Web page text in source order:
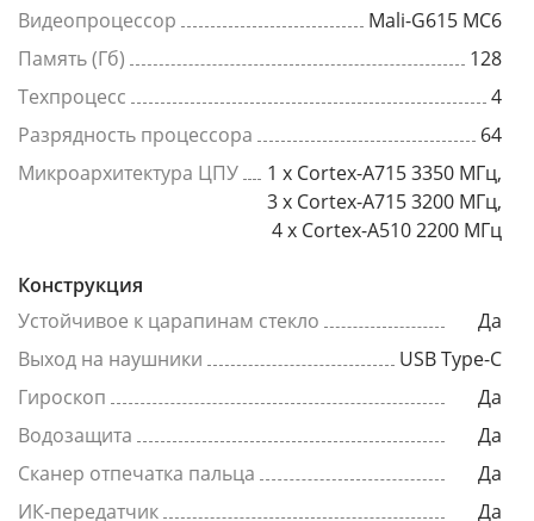
Видеопроцессор
Mali-G615 MC6
Память (Гб)
128
Техпроцесс
4
Разрядность процессора
64
Микроархитектура ЦПУ
1 x Cortex-A715 3350 МГц,
3 x Cortex-A715 3200 МГц,
4 x Cortex-A510 2200 МГц
Конструкция
Устойчивое к царапинам стекло
Да
Выход на наушники
USB Type-C
Гироскоп
Да
Водозащита
Да
Сканер отпечатка пальца
Да
ИК-передатчик
Да